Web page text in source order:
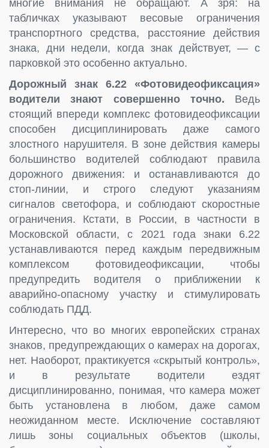
многие внимания не обращают. А зря: на
табличках указывают весовые ограничения
транспортного средства, расстояние действия
знака, дни недели, когда знак действует, — с
парковкой это особенно актуально.
Дорожный знак 6.22 «Фотовидеофиксация»
водители знают совершенно точно. Ведь
стоящий впереди комплекс фотовидеофиксации
способен дисциплинировать даже самого
злостного нарушителя. В зоне действия камеры
большинство водителей соблюдают правила
дорожного движения: и останавливаются до
стоп-линии, и строго следуют указаниям
сигналов светофора, и соблюдают скоростные
ограничения. Кстати, в России, в частности в
Московской области, с 2021 года знаки 6.22
устанавливаются перед каждым передвижным
комплексом фотовидеофиксации, чтобы
предупредить водителя о приближении к
аварийно-опасному участку и стимулировать
соблюдать ПДД.
Интересно, что во многих европейских странах
знаков, предупреждающих о камерах на дорогах,
нет. Наоборот, практикуется «скрытый контроль»,
и в результате водители ездят
дисциплинированно, понимая, что камера может
быть установлена в любом, даже самом
неожиданном месте. Исключение составляют
лишь зоны социальных объектов (школы,